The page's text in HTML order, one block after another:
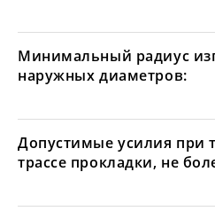
Минимальный радиус
наружных диаметров:
Допустимые усилия при
трассе прокладки, не